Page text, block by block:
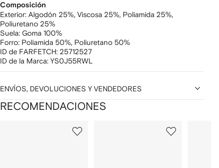
Composición
Exterior: Algodón 25%, Viscosa 25%, Poliamida 25%,
Poliuretano 25%
Suela: Goma 100%
Forro: Poliamida 50%, Poliuretano 50%
ID de FARFETCH: 25712527
ID de la Marca: YS0J55RWL
ENVÍOS, DEVOLUCIONES Y VENDEDORES
RECOMENDACIONES